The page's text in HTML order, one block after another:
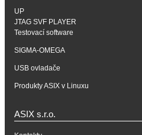
UP
JTAG SVF PLAYER
Testovací software
SIGMA-OMEGA
USB ovladače
Produkty ASIX v Linuxu
ASIX s.r.o.